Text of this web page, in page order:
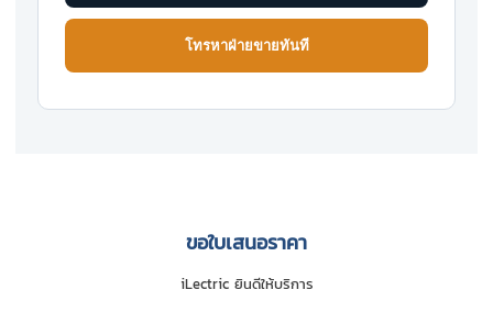
โทรหาฝ่ายขายทันที
ขอใบเสนอราคา
iLectric ยินดีให้บริการ